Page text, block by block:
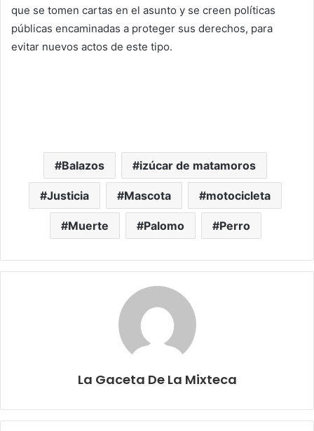
que se tomen cartas en el asunto y se creen políticas
públicas encaminadas a proteger sus derechos, para
evitar nuevos actos de este tipo.
Balazos izúcar de matamoros
Justicia Mascota motocicleta
Muerte Palomo Perro
La Gaceta De La Mixteca